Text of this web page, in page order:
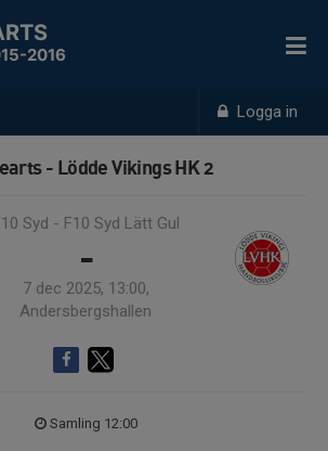
Logga in
2016
- Lödde Vikings HK 2
Syd - F10 Syd Lätt Gul
-
7 dec 2025, 13:00,
Andersbergshallen
Samling 12:00